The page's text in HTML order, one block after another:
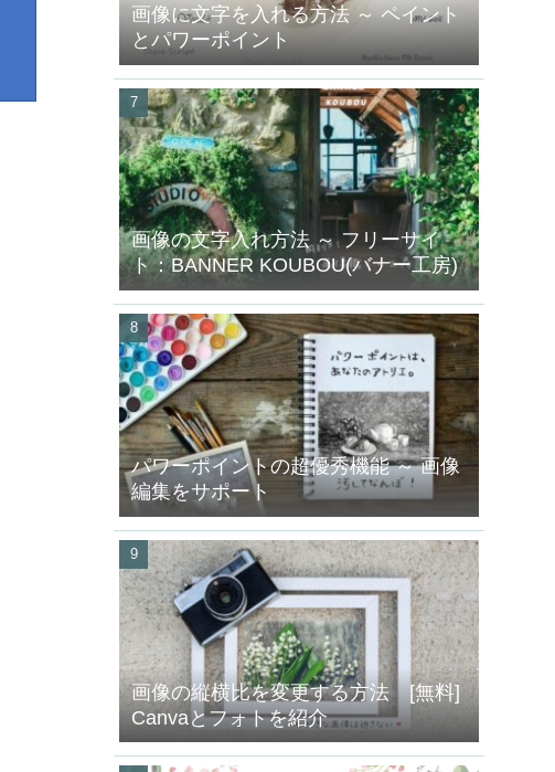
画像に文字を入れる方法 ～ ペイント
とパワーポイント
画像の文字入れ方法 ～ フリーサイ
ト：BANNER KOUBOU(バナー工房)
パワーポイントの超優秀機能 ～ 画像
編集をサポート
画像の縦横比を変更する方法 [無料]
Canvaとフォトを紹介